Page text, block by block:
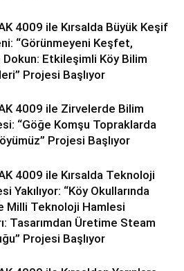
4009 ile Kırsalda Büyük Keşif
“Görünmeyeni Keşfet,
Dokun: Etkileşimli Köy Bilim
Projesi Başlıyor
4009 ile Zirvelerde Bilim
“Göğe Komşu Topraklarda
Projesi Başlıyor
4009 ile Kırsalda Teknoloji
Yakılıyor: “Köy Okullarında
Milli Teknoloji Hamlesi
Tasarımdan Üretime Steam
Projesi Başlıyor